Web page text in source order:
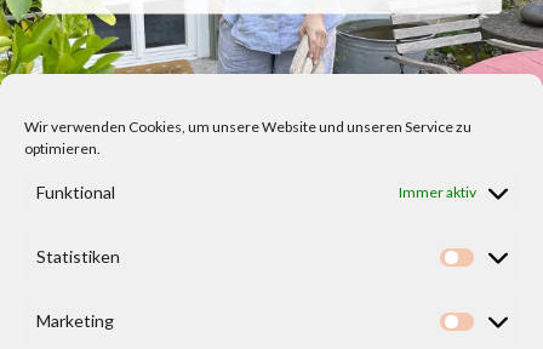
Wir verwenden Cookies, um unsere Website und unseren Service zu
optimieren.
Funktional Immer aktiv
Statistiken
Marketing